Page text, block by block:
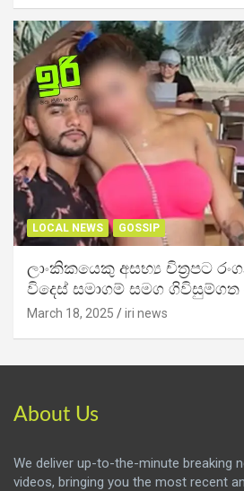
LOCAL NEWS GOSSIP
ලාංකිකයෙකු අසභ්‍ය චිත්‍රපට
විදෙස් සමාගම් සමග ගිවිසුම්ගත
March 18, 2025 iri news
About Us
We deliver up-to-the-minute breaking
videos, bringing you the most recent